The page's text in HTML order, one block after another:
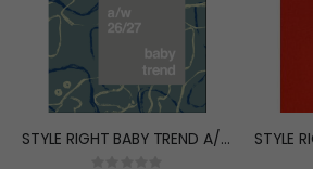
STYLE RIGHT BABY TREND A/W 26/27 - disponibile in versione cartacea o digitale -